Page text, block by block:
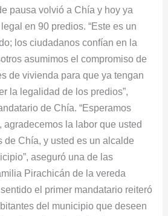
pausa volvió a Chía y hoy ya
en 90 predios. “Este es un
los ciudadanos confían en la
asumimos el compromiso de
de vivienda para que ya tengan
la legalidad de los predios”,
de Chía. “Esperamos
agradecemos la labor que usted
de Chía, y usted es un alcalde
aseguró una de las
Pirachicán de la vereda
el primer mandatario reiteró
del municipio que deseen